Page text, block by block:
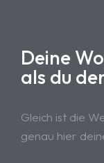
Deine
als du
Gleich ist die
genau hier